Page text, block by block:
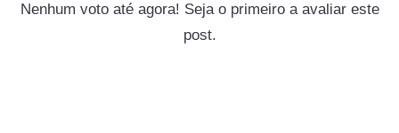
Nenhum voto até agora! Seja o primeiro a avaliar este
post.